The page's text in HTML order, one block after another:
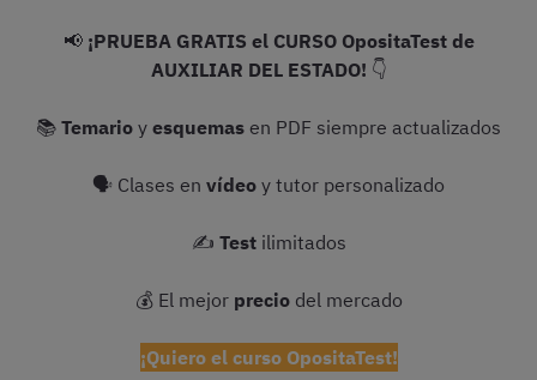
📢 ¡PRUEBA GRATIS el CURSO OpositaTest de
AUXILIAR DEL ESTADO! 👇
📚 Temario y esquemas en PDF siempre actualizados
🗣 Clases en vídeo y tutor personalizado
✍️ Testilimitados
💰 El mejor preciodel mercado
¡Quiero el curso OpositaTest!